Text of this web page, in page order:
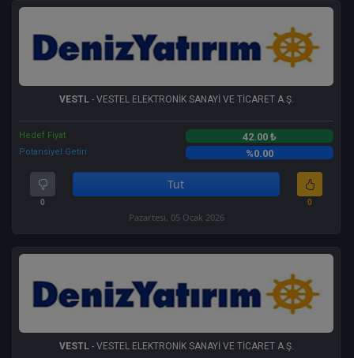
VESTL- VESTEL ELEKTRONİK SANAYİ VE TİCARET A.Ş.
Hedef Fiyat 42.00 ₺
Potansiyel Getiri %0.00
0
Tut
0
Pazartesi, 05 Ocak 2026
VESTL- VESTEL ELEKTRONİK SANAYİ VE TİCARET A.Ş.